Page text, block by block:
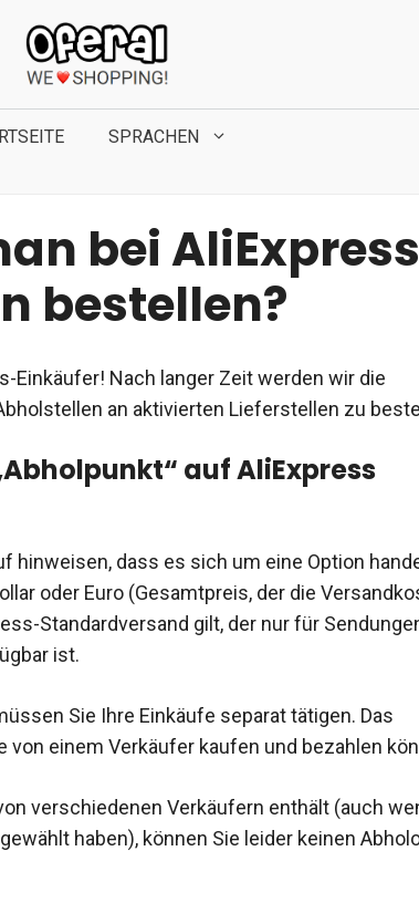
SPRACHEN
bei
bestellen?
Einkäufer! Nach langer Zeit werden wir die
an aktivierten Lieferstellen zu
auf AliExpress
hinweisen, dass es sich um eine Option
oder Euro (Gesamtpreis, der die
Standardversand gilt, der nur für
ist.
Sie Ihre Einkäufe separat tätigen. Das
von einem Verkäufer kaufen und bezahlen
verschiedenen Verkäufern enthält (auch
haben), können Sie leider keinen